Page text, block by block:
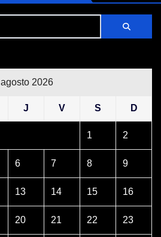
agosto 2026
J V S D
1 2
6 7 8 9
13 14 15 16
20 21 22 23